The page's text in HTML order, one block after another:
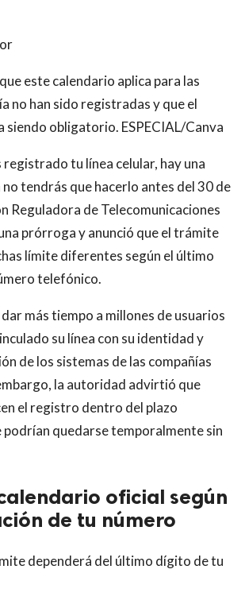
este calendario aplica para las
no han sido registradas y que el
siendo obligatorio. ESPECIAL/Canva
registrado tu línea celular, hay una
no tendrás que hacerlo antes del 30 de
Reguladora de Telecomunicaciones
prórroga y anunció que el trámite
límite diferentes según el último
telefónico.
más tiempo a millones de usuarios
su línea con su identidad y
de los sistemas de las compañías
la autoridad advirtió que
el registro dentro del plazo
quedarse temporalmente sin
oficial según
de tu número
dependerá del último dígito de tu